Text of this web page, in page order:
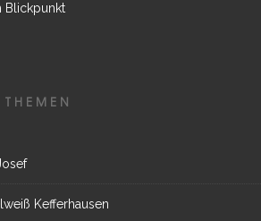
Blickpunkt
Kefferhausen